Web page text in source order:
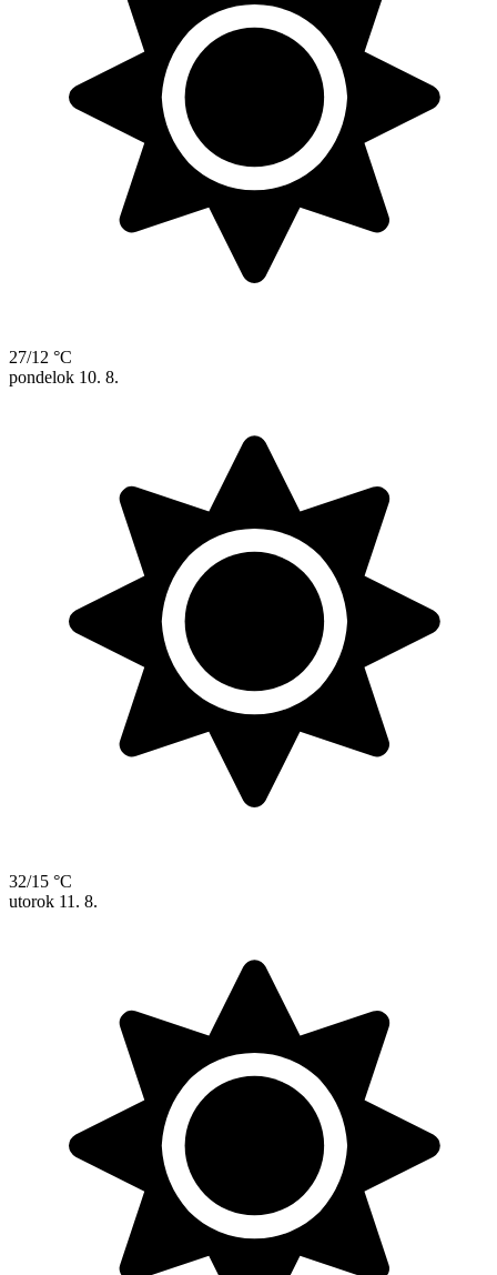
27/12 °C
pondelok 10. 8.
32/15 °C
utorok 11. 8.